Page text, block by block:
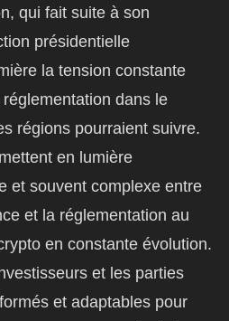
qui fait suite à son
présidentielle
la tension constante
dans le
régions pourraient suivre.
en lumière
et souvent complexe entre
et la réglementation au
en constante évolution.
et les parties
et adaptables pour